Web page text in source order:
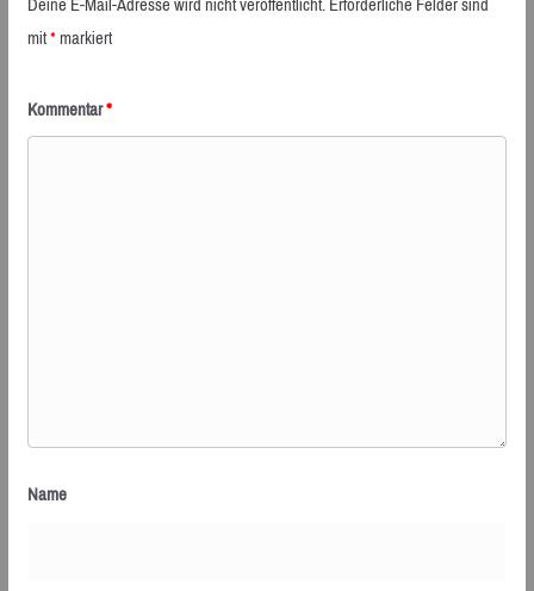
mit*markiert
Kommentar*
Name